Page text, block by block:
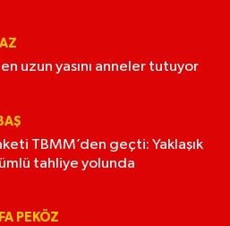
uzun yasını anneler tutuyor
TBMM’den geçti: Yaklaşık
tahliye yolunda
PEKÖZ